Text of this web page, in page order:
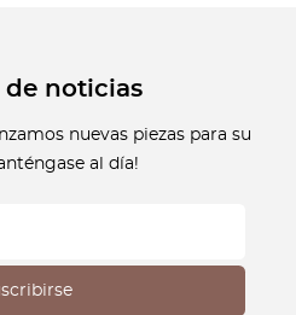
de noticias
nuevas piezas para su
al día!